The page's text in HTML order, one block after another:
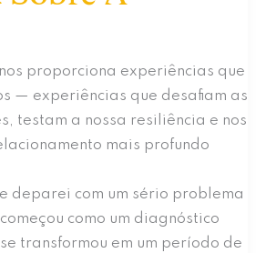
proporciona experiências que
— experiências que desafiam as
testam a nossa resiliência e nos
mais profundo
deparei com um sério problema
como um diagnóstico
transformou em um período de